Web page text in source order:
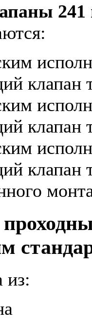
241
клапан
клапан
клапан
из: